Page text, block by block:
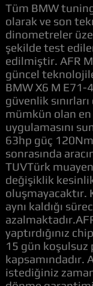
Tüm BMW
olarak ve son
dinometreler
şekilde test
edilmiştir. AFR
güncel
BMW X6 M E71-
güvenlik
mümkün olan
uygulamasını
63hp güç
sonrasında
TUVTürk
değişiklik
oluşmayacaktır.
aynı kaldığı
yaptırdığınız
15 gün koşulsuz
kapsamındadır.
istediğiniz